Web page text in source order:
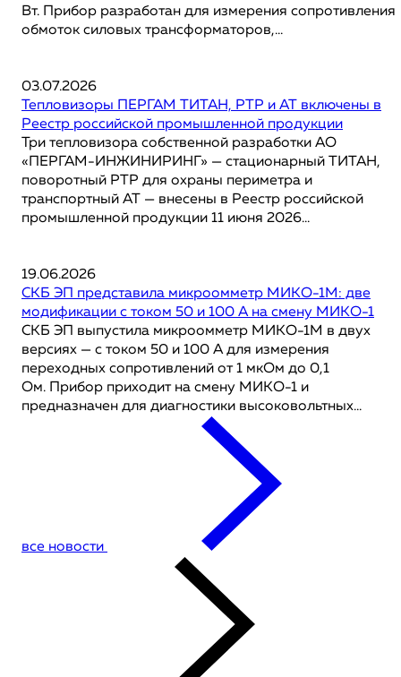
Вт. Прибор разработан для измерения сопротивления
обмоток силовых трансформаторов,...
03.07.2026
Тепловизоры ПЕРГАМ ТИТАН, РТР и АТ включены в
Реестр российской промышленной продукции
Три тепловизора собственной разработки АО
«ПЕРГАМ-ИНЖИНИРИНГ» — стационарный ТИТАН,
поворотный РТР для охраны периметра и
транспортный АТ — внесены в Реестр российской
промышленной продукции 11 июня 2026...
19.06.2026
СКБ ЭП представила микроомметр МИКО-1М: две
модификации с током 50 и 100 А на смену МИКО-1
СКБ ЭП выпустила микроомметр МИКО-1М в двух
версиях — с током 50 и 100 А для измерения
переходных сопротивлений от 1 мкОм до 0,1
Ом. Прибор приходит на смену МИКО-1 и
предназначен для диагностики высоковольтных...
все новости